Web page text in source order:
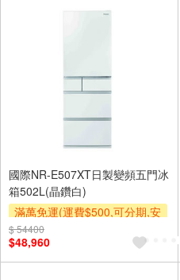
國際NR-E507XT日製變頻五門冰
箱502L(晶鑽白)
滿萬免運(運費$500,可分期,安
裝跨區費另計,單品未滿1萬元
及使用6期以上分期0利率,需付
基本安裝運費)
$ 54400
$48,960